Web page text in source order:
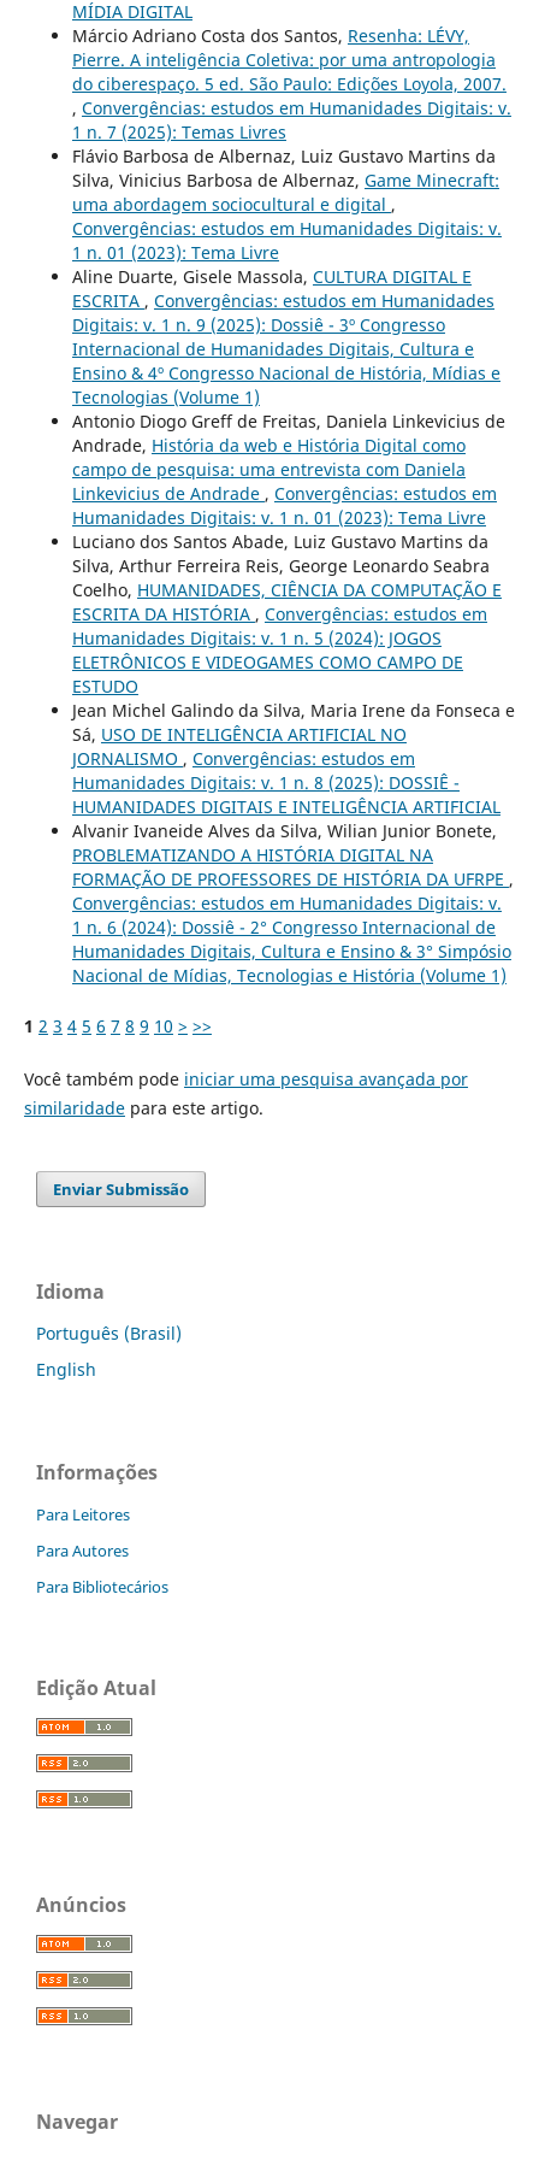
MÍDIA DIGITAL
Márcio Adriano Costa dos Santos, Resenha: LÉVY,
Pierre. A inteligência Coletiva: por uma antropologia
do ciberespaço. 5 ed. São Paulo: Edições Loyola, 2007.
, Convergências: estudos em Humanidades Digitais: v.
1 n. 7 (2025): Temas Livres
Flávio Barbosa de Albernaz, Luiz Gustavo Martins da
Silva, Vinicius Barbosa de Albernaz, Game Minecraft:
uma abordagem sociocultural e digital ,
Convergências: estudos em Humanidades Digitais: v.
1 n. 01 (2023): Tema Livre
Aline Duarte, Gisele Massola, CULTURA DIGITAL E
ESCRITA , Convergências: estudos em Humanidades
Digitais: v. 1 n. 9 (2025): Dossiê - 3º Congresso
Internacional de Humanidades Digitais, Cultura e
Ensino & 4º Congresso Nacional de História, Mídias e
Tecnologias (Volume 1)
Antonio Diogo Greff de Freitas, Daniela Linkevicius de
Andrade, História da web e História Digital como
campo de pesquisa: uma entrevista com Daniela
Linkevicius de Andrade , Convergências: estudos em
Humanidades Digitais: v. 1 n. 01 (2023): Tema Livre
Luciano dos Santos Abade, Luiz Gustavo Martins da
Silva, Arthur Ferreira Reis, George Leonardo Seabra
Coelho, HUMANIDADES, CIÊNCIA DA COMPUTAÇÃO E
ESCRITA DA HISTÓRIA , Convergências: estudos em
Humanidades Digitais: v. 1 n. 5 (2024): JOGOS
ELETRÔNICOS E VIDEOGAMES COMO CAMPO DE
ESTUDO
Jean Michel Galindo da Silva, Maria Irene da Fonseca e
Sá, USO DE INTELIGÊNCIA ARTIFICIAL NO
JORNALISMO , Convergências: estudos em
Humanidades Digitais: v. 1 n. 8 (2025): DOSSIÊ -
HUMANIDADES DIGITAIS E INTELIGÊNCIA ARTIFICIAL
Alvanir Ivaneide Alves da Silva, Wilian Junior Bonete,
PROBLEMATIZANDO A HISTÓRIA DIGITAL NA
FORMAÇÃO DE PROFESSORES DE HISTÓRIA DA UFRPE ,
Convergências: estudos em Humanidades Digitais: v.
1 n. 6 (2024): Dossiê - 2° Congresso Internacional de
Humanidades Digitais, Cultura e Ensino & 3° Simpósio
Nacional de Mídias, Tecnologias e História (Volume 1)
1 2 3 4 5 6 7 8 9 10 > >>
Você também pode iniciar uma pesquisa avançada por
similaridadepara este artigo.
Enviar Submissão
Idioma
Português (Brasil)
English
Informações
Para Leitores
Para Autores
Para Bibliotecários
Edição Atual
Anúncios
Navegar